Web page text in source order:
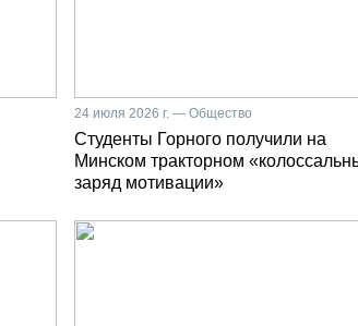
24 июля 2026 г. — Общество
Студенты Горного получили на
Минском тракторном
заряд мотивации»